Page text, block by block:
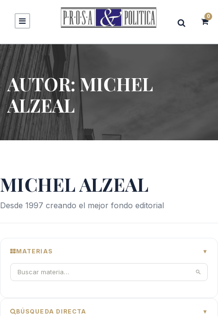
0
AUTOR:MICHEL
ALZEAL
MICHEL ALZEAL
Desde 1997 creando el mejor fondo editorial
MATERIAS
BÚSQUEDA DIRECTA